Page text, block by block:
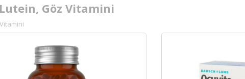
Lutein, Göz Vitamini